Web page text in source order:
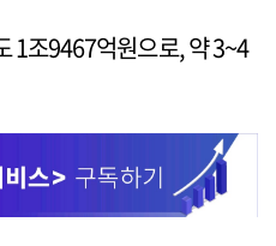
1조9467억원으로, 약 3~4